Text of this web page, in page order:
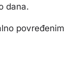
dana.
povređenim